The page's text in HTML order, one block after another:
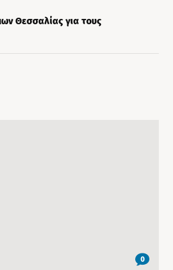
Θεσσαλίας για τους
0